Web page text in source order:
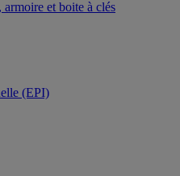
et boite à clés
(EPI)